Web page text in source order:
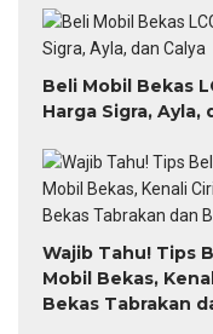
Beli Mobil Bekas
Harga Sigra, Ayla,
Wajib Tahu! Tips
Mobil Bekas,
Bekas Tabrakan